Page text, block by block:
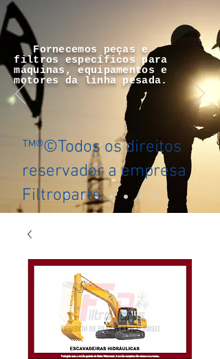
Fornecemos peças e
filtros específicos para
máquinas, equipamentos e
motores da linha pesada.
™®©Todos os direitos
reservador a empresa
Filtroparts.